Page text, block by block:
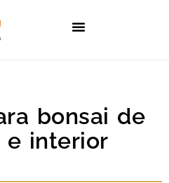
bonsai de
e interior